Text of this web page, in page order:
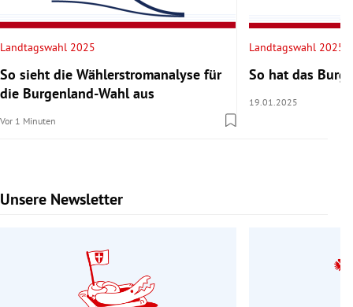
Landtagswahl 2025
So sieht die Wählerstromanalyse für
die Burgenland-Wahl aus
Vor 1 Minuten
Landtagswahl 2025
So hat das
19.01.2025
Unsere Newsletter
Slide 1 von 9